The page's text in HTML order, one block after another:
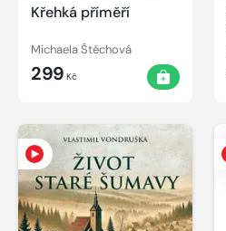
Křehká příměří
Michaela Štěchová
299 Kč